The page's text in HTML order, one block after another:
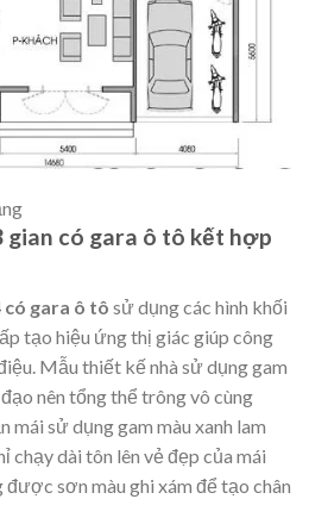
gian có gara ô tô kết hợp
có gara ô tô sử dụng các hình khối
tạo hiệu ứng thị giác giúp công
Mẫu thiết kế nhà sử dụng gam
nên tổng thể trông vô cùng
mái sử dụng gam màu xanh lam
chạy dài tôn lên vẻ đẹp của mái
sơn màu ghi xám để tạo chân